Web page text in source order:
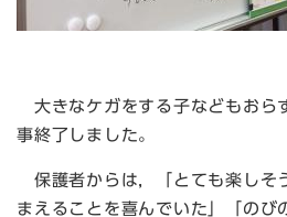
大きなケガをする子などもおら
事終了しました。
保護者からは，「とても楽しそ
まえることを喜んでいた」「のび